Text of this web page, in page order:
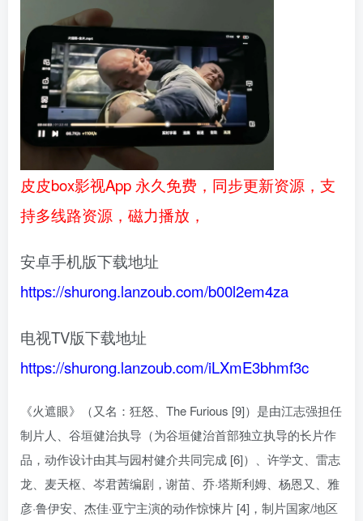
皮皮box影视App 永久免费，同步更新资源，支
持多线路资源，磁力播放，
安卓手机版下载地址
https://shurong.lanzoub.com/b00l2em4za
电视TV版下载地址
https://shurong.lanzoub.com/iLXmE3bhmf3c
《火遮眼》（又名：狂怒、The Furious [9]）是由江志强担任
制片人、谷垣健治执导（为谷垣健治首部独立执导的长片作
品，动作设计由其与园村健介共同完成 [6]）、许学文、雷志
龙、麦天枢、岑君茜编剧，谢苗、乔·塔斯利姆、杨恩又、雅
彦·鲁伊安、杰佳·亚宁主演的动作惊悚片 [4]，制片国家/地区